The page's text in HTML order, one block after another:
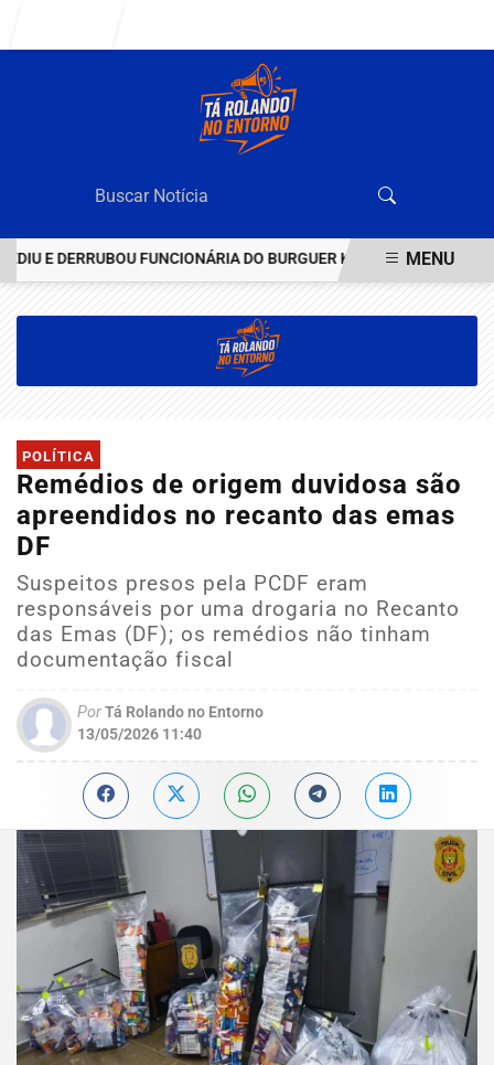
DERRUBOU FUNCIONÁRIA DO BURGUER KING EM VALPARAÍSO
MENU
POLÍTICA
Remédios de origem duvidosa são
apreendidos no recanto das emas
DF
Suspeitos presos pela PCDF eram
responsáveis por uma drogaria no Recanto
das Emas (DF); os remédios não tinham
documentação fiscal
PorTá Rolando no Entorno
13/05/2026 11:40